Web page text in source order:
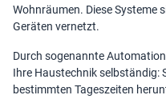
Wohnräumen. Diese Systeme
Geräten vernetzt.
Durch sogenannte
Ihre Haustechnik selbständig:
bestimmten Tageszeiten